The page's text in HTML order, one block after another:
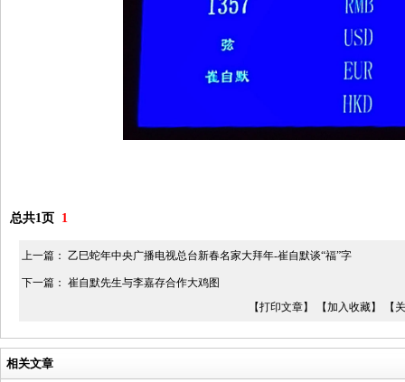
总共1页 1
上一篇： 乙巳蛇年中央广播电视总台新春名家大拜年-崔自默谈“福”字
下一篇： 崔自默先生与李嘉存合作大鸡图
【打印文章】
【加入收藏】 【
相关文章